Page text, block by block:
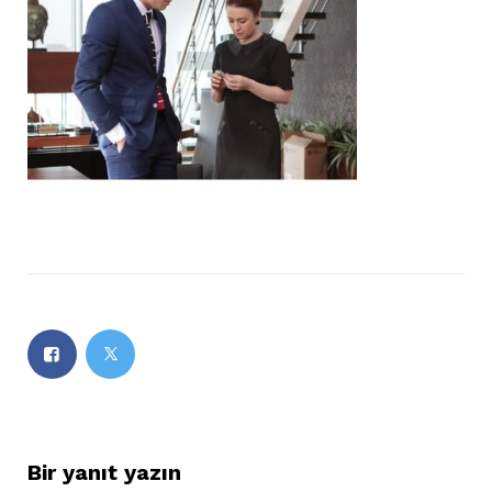
Bir yanıt yazın